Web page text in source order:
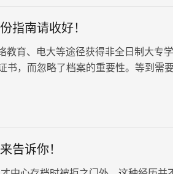
指南请收好！
育、电大等途径获得非全日制大专
书，而忽略了档案的重要性。等到需
告诉你！